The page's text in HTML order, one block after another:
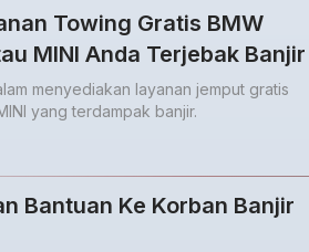
Towing Gratis BMW
MINI Anda Terjebak Banjir
menyediakan layanan jemput gratis
yang terdampak banjir.
Bantuan Ke Korban Banjir